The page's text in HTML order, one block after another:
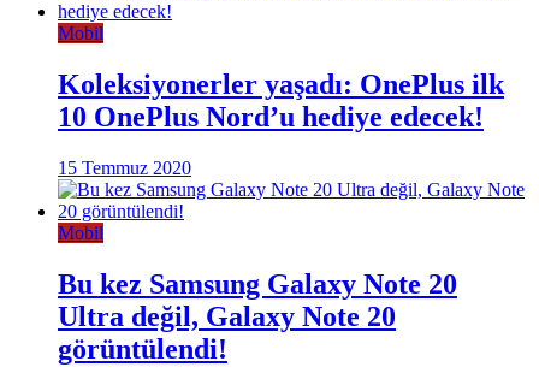
Mobil
Koleksiyonerler yaşadı: OnePlus ilk
10 OnePlus Nord’u hediye edecek!
15 Temmuz 2020
Mobil
Bu kez Samsung Galaxy Note 20
Ultra değil, Galaxy Note 20
görüntülendi!